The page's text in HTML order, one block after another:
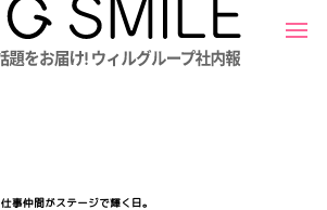
仕事仲間がステージで輝く日。